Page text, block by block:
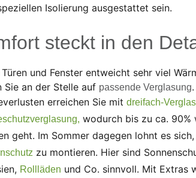
Isolierung ausgestattet sein.
steckt in den
und Fenster entweicht sehr viel
Sie an der Stelle auf passende Verglasung
erreichen Sie mit dreifach-
wodurch bis zu ca. 90%
geht. Im Sommer dagegen lohnt es
zu montieren. Hier sind
Rollläden und Co. sinnvoll. Mit Extras